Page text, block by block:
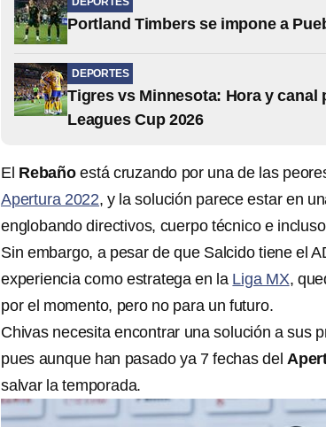
Portland Timbers se impone a
DEPORTES
Tigres vs Minnesota: Hora y canal
Leagues Cup 2026
El Rebañoestá cruzando por una de las
Apertura 2022, y la solución parece estar en
englobando directivos, cuerpo técnico e
Sin embargo, a pesar de que Salcido tiene el
experiencia como estratega en la Liga MX,
por el momento, pero no para un futuro.
Chivas necesita encontrar una solución a sus
pues aunque han pasado ya 7 fechas del
salvar la temporada.